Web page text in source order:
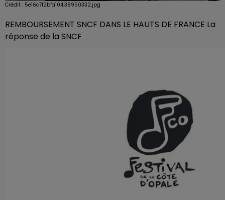
Crédit : 5e16c7f2bfa104.38950332.jpg
REMBOURSEMENT SNCF DANS LE HAUTS DE FRANCE La
réponse de la SNCF